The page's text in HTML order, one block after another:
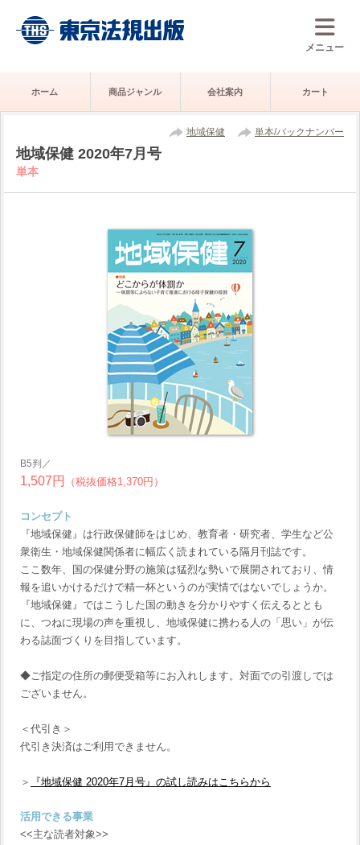
メニュー
ホーム 商品ジャンル 会社案内 カート
地域保健 単本/バックナンバー
地域保健 2020年7月号
単本
B5判／
1,507円 （税抜価格1,370円）
コンセプト
『地域保健』は行政保健師をはじめ、教育者・研究者、学生など公
衆衛生・地域保健関係者に幅広く読まれている隔月刊誌です。
ここ数年、国の保健分野の施策は猛烈な勢いで展開されており、情
報を追いかけるだけで精一杯というのが実情ではないでしょうか。
『地域保健』ではこうした国の動きを分かりやすく伝えるととも
に、つねに現場の声を重視し、地域保健に携わる人の「思い」が伝
わる誌面づくりを目指しています。
◆ご指定の住所の郵便受箱等にお入れします。対面での引渡しでは
ございません。
＜代引き＞
代引き決済はご利用できません。
＞ 『地域保健 2020年7月号』の試し読みはこちらから
活用できる事業
<<主な読者対象>>